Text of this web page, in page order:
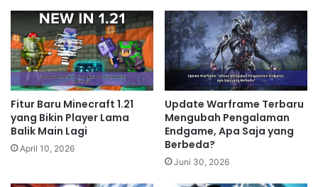
Fitur Baru Minecraft 1.21
yang Bikin Player Lama
Balik Main Lagi
April 10, 2026
Update Warframe Terbaru
Mengubah Pengalaman
Endgame, Apa Saja yang
Berbeda?
Juni 30, 2026